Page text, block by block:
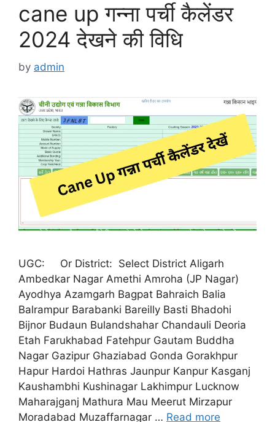
cane up गन्ना पर्ची कैलेंडर
2024 देखने की विधि
by admin
UGC: Or District: Select District Aligarh
Ambedkar Nagar Amethi Amroha (JP Nagar)
Ayodhya Azamgarh Bagpat Bahraich Balia
Balrampur Barabanki Bareilly Basti Bhadohi
Bijnor Budaun Bulandshahar Chandauli Deoria
Etah Farukhabad Fatehpur Gautam Buddha
Nagar Gazipur Ghaziabad Gonda Gorakhpur
Hapur Hardoi Hathras Jaunpur Kanpur Kasganj
Kaushambhi Kushinagar Lakhimpur Lucknow
Maharajganj Mathura Mau Meerut Mirzapur
Moradabad Muzaffarnagar … Read more